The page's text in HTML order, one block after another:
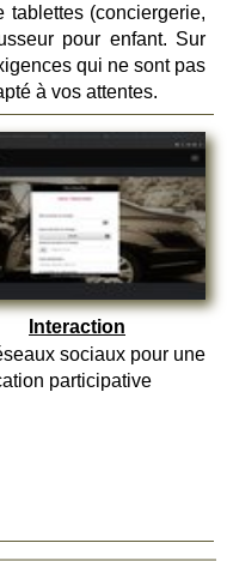
tablettes (conciergerie,
pour enfant. Sur
qui ne sont pas
à vos attentes.
Interaction
sociaux pour une
participative